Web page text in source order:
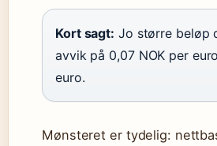
Kort sagt: Jo større beløp
avvik på 0,07 NOK per
euro.
Mønsteret er tydelig: